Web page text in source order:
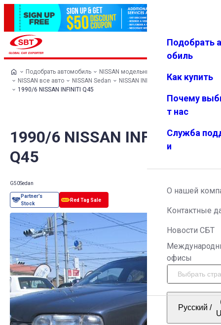
Избранн
Меню
Подобрать
обиль
Как купить
Почему
т нас
Служба
и
О нашей
Контактные
Новости СБТ
офисы
Русский /
Подобрать автомобиль
NISSAN модельный ряд
NISSAN все авто
NISSAN Sedan
NISSAN INFINITI Q45
1990/6 NISSAN INFINITI Q45
1990/6 NISSAN INFINITI
Q45
G50Sedan